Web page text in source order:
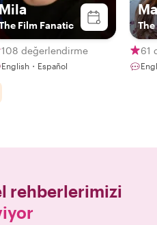
Film Fanatic
108 değerlendirme
English・Español
61
rehberlerimizi